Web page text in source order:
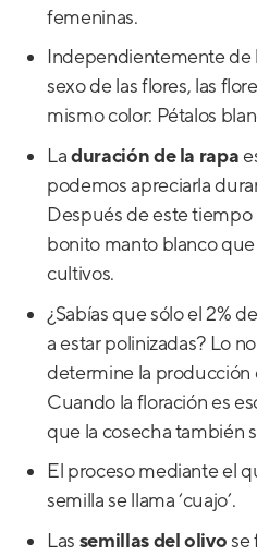
femeninas.
Independientemente de
sexo de las flores, las
mismo color: Pétalos
Laduración de la rapa
podemos apreciarla
Después de este tiempo
bonito manto blanco
cultivos.
¿Sabías que sólo el 2%
a estar polinizadas? Lo
determine la producción
Cuando la floración es
que la cosecha también
El proceso mediante el
semilla se llama ‘cuajo’.
Las semillas del olivose